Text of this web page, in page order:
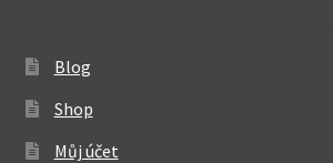
Blog
Shop
Můj účet